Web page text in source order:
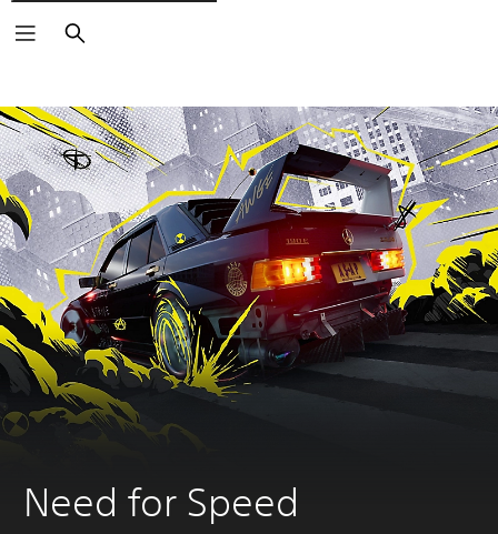
Buscar
Need for Speed